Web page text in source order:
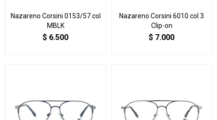
Nazareno Corsini 0153/57 col
MBLK
$ 6.500
Nazareno Corsini 6010 col 3
Clip-on
$ 7.000